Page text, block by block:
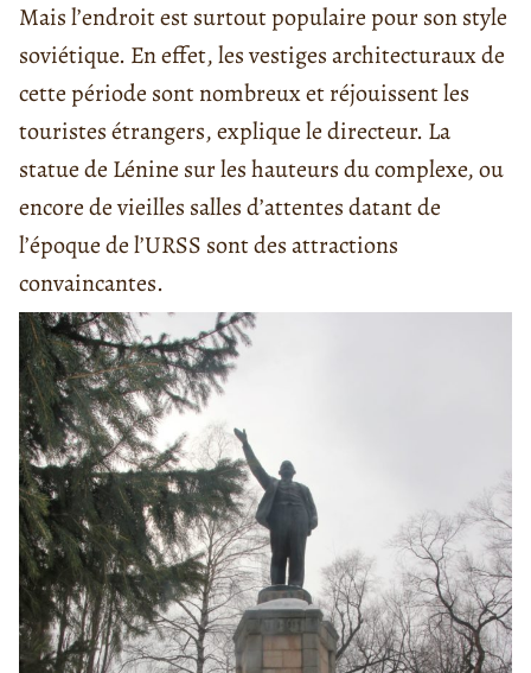
Mais l’endroit est surtout populaire pour son style
soviétique. En effet, les vestiges architecturaux de
cette période sont nombreux et réjouissent les
touristes étrangers, explique le directeur. La
statue de Lénine sur les hauteurs du complexe, ou
encore de vieilles salles d’attentes datant de
l’époque de l’URSS sont des attractions
convaincantes.